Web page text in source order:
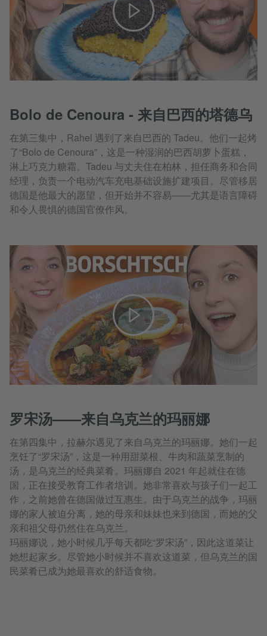
Bolo de Cenoura - 来自巴西的塔德乌
在第三集中，Rahel 遇到了来自巴西的 Tadeu。他们一起烤
了“Bolo de Cenoura”，这是一种湿润的巴西胡萝卜蛋糕，
淋上巧克力糖霜。Tadeu 与丈夫住在柏林，担任商务和合同
经理，负责一个电动汽车充电基础设施扩建项目。尽管移居
德国是他最大的愿望，但开始并不容易——尤其是语言障碍
和令人畏惧的德国官僚作风。
罗宋汤——来自乌克兰的玛丽娜
在第四集中，拉赫尔遇见了来自乌克兰的玛丽娜。她们一起
烹饪了“罗宋汤”，这是一种用甜菜根、牛肉和蔬菜烹制的
汤，是乌克兰的经典菜肴。玛丽娜自 2021 年起就住在德
国，正在接受教育工作者培训。她非常喜欢与孩子们一起工
作，之前她曾在德国做过互惠生。由于乌克兰的战争，玛丽
娜的家人被迫分离，她的母亲和妹妹也来到德国，而她的父
亲和祖父母仍然住在乌克兰。
玛丽娜说，她小时候几乎每天都吃“罗宋汤”，因此这道菜让
她想起家乡。尽管她小时候并不喜欢这道菜，但乌克兰的国
民菜肴已成为她最喜欢的舒适食物。